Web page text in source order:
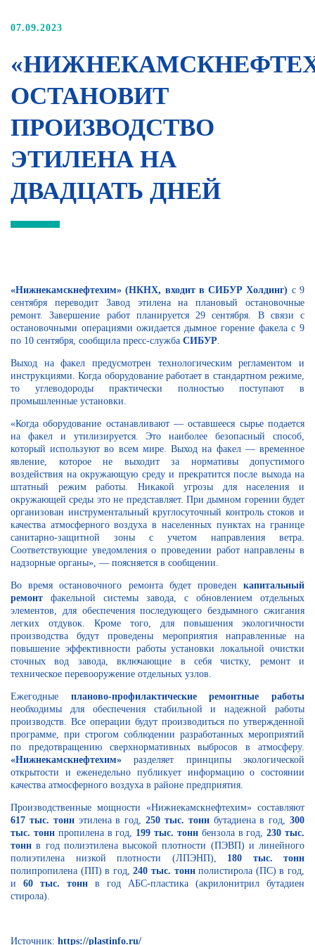
07.09.2023
ОСТАНОВИТ
ПРОИЗВОДСТВО
ЭТИЛЕНА НА
ДВАДЦАТЬ ДНЕЙ
«Нижнекамскнефтехим» (НКНХ, входит в СИБУР Холдинг) с 9
сентября переводит Завод этилена на плановый остановочные
ремонт. Завершение работ планируется 29 сентября. В связи с
остановочными операциями ожидается дымное горение факела с 9
по 10 сентября, сообщила пресс-служба СИБУР
Выход на факел предусмотрен технологическим регламентом и
инструкциями. Когда оборудование работает в стандартном режиме,
то углеводороды практически полностью поступают в
промышленные установки.
«Когда оборудование останавливают — оставшееся сырье подается
на факел и утилизируется. Это наиболее безопасный способ,
который используют во всем мире. Выход на факел — временное
явление, которое не выходит за нормативы допустимого
воздействия на окружающую среду и прекратится после выхода на
штатный режим работы. Никакой угрозы для населения и
окружающей среды это не представляет. При дымном горении будет
организован инструментальный круглосуточный контроль стоков и
качества атмосферного воздуха в населенных пунктах на границе
санитарно-защитной зоны с учетом направления ветра.
Соответствующие уведомления о проведении работ направлены в
надзорные органы», — поясняется в сообщении.
Во время остановочного ремонта будет проведен капитальный
ремонт факельной системы завода, с обновлением отдельных
элементов, для обеспечения последующего бездымного сжигания
легких отдувок. Кроме того, для повышения экологичности
производства будут проведены мероприятия направленные на
повышение эффективности работы установки локальной очистки
сточных вод завода, включающие в себя чистку, ремонт и
техническое перевооружение отдельных узлов.
Ежегодные планово-профилактические ремонтные работы
необходимы для обеспечения стабильной и надежной работы
производств. Все операции будут производиться по утвержденной
программе, при строгом соблюдении разработанных мероприятий
по предотвращению сверхнормативных выбросов в атмосферу.
«Нижнекамскнефтехим» разделяет принципы экологической
открытости и еженедельно публикует информацию о состоянии
качества атмосферного воздуха в районе предприятия.
Производственные мощности «Нижнекамскнефтехим» составляют
617 тыс. тоннэтилена в год,250 тыс. тоннбутадиена в год,300
тыс. тоннпропилена в год, 199 тыс. тоннбензола в год,230 тыс.
тонн в год полиэтилена высокой плотности (ПЭВП) и линейного
полиэтилена низкой плотности (ЛПЭНП), 180 тыс. тонн
полипропилена (ПП) в год,240 тыс. тоннполистирола (ПС) в год,
и 60 тыс. тонн в год АБС-пластика (акрилонитрил бутадиен
стирола).
Источник: https://plastinfo.ru/